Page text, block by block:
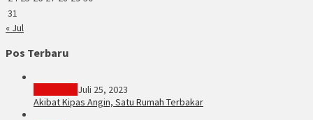
31
« Jul
Pos Terbaru
Juli 25, 2023
Akibat Kipas Angin, Satu Rumah Terbakar